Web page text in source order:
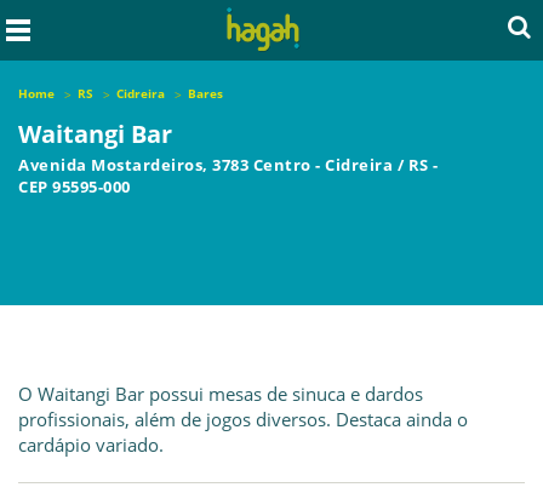
Home RS Cidreira Bares
Waitangi Bar
Avenida Mostardeiros, 3783 Centro - Cidreira / RS -
CEP 95595-000
O Waitangi Bar possui mesas de sinuca e dardos
profissionais, além de jogos diversos. Destaca ainda o
cardápio variado.